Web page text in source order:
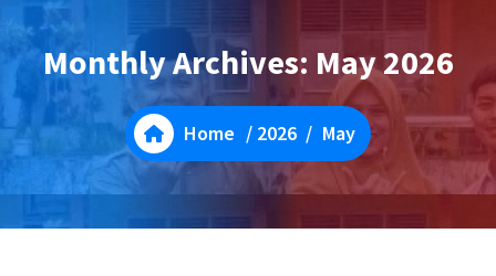
Monthly Archives: May 2026
Home / 2026/ May